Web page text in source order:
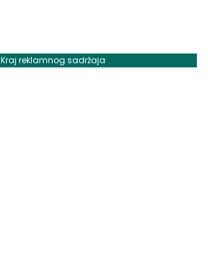
Kraj reklamnog sadržaja